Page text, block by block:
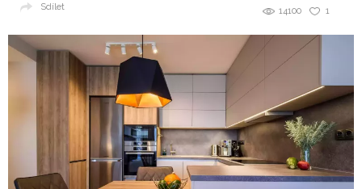
1
14100
Sdílet